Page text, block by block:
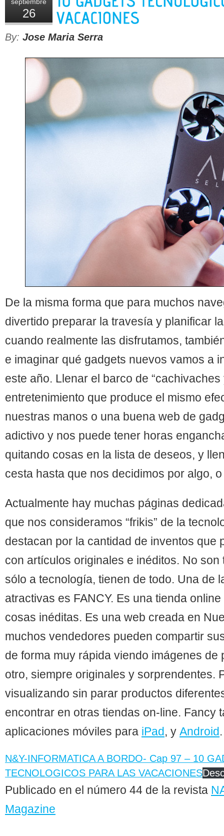
26
By: Jose Maria Serra
De la misma forma que para muchos
divertido preparar la travesía y planificar
cuando realmente las disfrutamos,
e imaginar qué gadgets nuevos vamos a
este año. Llenar el barco de “cachivaches
entretenimiento que produce el mismo
nuestras manos o una buena web de
adictivo y nos puede tener horas
quitando cosas en la lista de deseos, y
cesta hasta que nos decidimos por algo,
Actualmente hay muchas páginas
que nos consideramos “frikis” de la
destacan por la cantidad de inventos que
con artículos originales e inéditos. No
sólo a tecnología, tienen de todo. Una de
atractivas es FANCY. Es una tienda
cosas inéditas. Es una web creada en
muchos vendedores pueden compartir
de forma muy rápida viendo imágenes de
otro, siempre originales y sorprendentes.
visualizando sin parar productos
encontrar en otras tiendas on-line. Fancy
aplicaciones móviles para iPad, y Android.
N&Y-INFORMATICA A BORDO- Cap 97 – 10
TECNOLOGICOS PARA LAS VACACIONES
Publicado en el número 44 de la revista
Magazine